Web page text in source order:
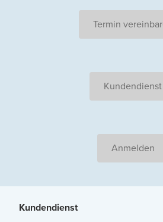
Termin
Kundendienst
Anmelden
Kundendienst